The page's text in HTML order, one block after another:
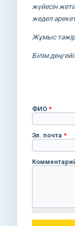
жүйесін
жедел
Жұмыс
Білім
ФИО*
Эл. почта*